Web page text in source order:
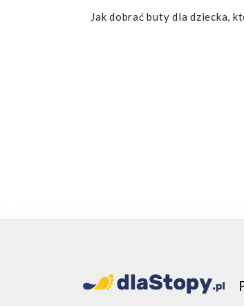
Jak dobrać buty dla dziecka,